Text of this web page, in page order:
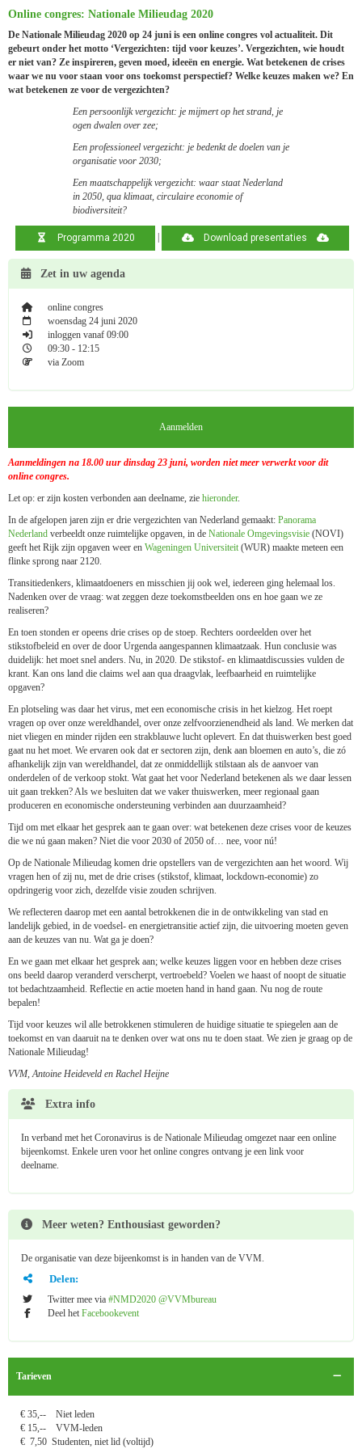
Online congres: Nationale Milieudag 2020
De Nationale Milieudag 2020 op 24 juni is een online congres vol actualiteit. Dit
gebeurt onder het motto ‘Vergezichten: tijd voor keuzes’. Vergezichten, wie houdt
er niet van? Ze inspireren, geven moed, ideeën en energie. Wat betekenen de crises
waar we nu voor staan voor ons toekomst perspectief? Welke keuzes maken we? En
wat betekenen ze voor de vergezichten?
Een persoonlijk vergezicht: je mijmert op het strand, je
ogen dwalen over zee;
Een professioneel vergezicht: je bedenkt de doelen van je
organisatie voor 2030;
Een maatschappelijk vergezicht: waar staat Nederland
in 2050, qua klimaat, circulaire economie of
biodiversiteit?
Programma 2020 Download presentaties
Zet in uw agenda
online congres
woensdag 24 juni 2020
inloggen vanaf 09:00
09:30 - 12:15
via Zoom
Aanmelden
Aanmeldingen na 18.00 uur dinsdag 23 juni, worden niet meer verwerkt voor dit
online congres.
Let op: er zijn kosten verbonden aan deelname, zie hieronder.
In de afgelopen jaren zijn er drie vergezichten van Nederland gemaakt: Panorama
Nederland verbeeldt onze ruimtelijke opgaven, in de Nationale Omgevingsvisie (NOVI)
geeft het Rijk zijn opgaven weer en Wageningen Universiteit(WUR) maakte meteen een
flinke sprong naar 2120.
Transitiedenkers, klimaatdoeners en misschien jij ook wel, iedereen ging helemaal los.
Nadenken over de vraag: wat zeggen deze toekomstbeelden ons en hoe gaan we ze
realiseren?
En toen stonden er opeens drie crises op de stoep. Rechters oordeelden over het
stikstofbeleid en over de door Urgenda aangespannen klimaatzaak. Hun conclusie was
duidelijk: het moet snel anders. Nu, in 2020. De stikstof- en klimaatdiscussies vulden de
krant. Kan ons land die claims wel aan qua draagvlak, leefbaarheid en ruimtelijke
opgaven?
En plotseling was daar het virus, met een economische crisis in het kielzog. Het roept
vragen op over onze wereldhandel, over onze zelfvoorzienendheid als land. We merken dat
niet vliegen en minder rijden een strakblauwe lucht oplevert. En dat thuiswerken best goed
gaat nu het moet. We ervaren ook dat er sectoren zijn, denk aan bloemen en auto’s, die zó
afhankelijk zijn van wereldhandel, dat ze onmiddellijk stilstaan als de aanvoer van
onderdelen of de verkoop stokt. Wat gaat het voor Nederland betekenen als we daar lessen
uit gaan trekken? Als we besluiten dat we vaker thuiswerken, meer regionaal gaan
produceren en economische ondersteuning verbinden aan duurzaamheid?
Tijd om met elkaar het gesprek aan te gaan over: wat betekenen deze crises voor de keuzes
die we nú gaan maken? Niet die voor 2030 of 2050 of… nee, voor nú!
Op de Nationale Milieudag komen drie opstellers van de vergezichten aan het woord. Wij
vragen hen of zij nu, met de drie crises (stikstof, klimaat, lockdown-economie) zo
opdringerig voor zich, dezelfde visie zouden schrijven.
We reflecteren daarop met een aantal betrokkenen die in de ontwikkeling van stad en
landelijk gebied, in de voedsel- en energietransitie actief zijn, die uitvoering moeten geven
aan de keuzes van nu. Wat ga je doen?
En we gaan met elkaar het gesprek aan; welke keuzes liggen voor en hebben deze crises
ons beeld daarop veranderd verscherpt, vertroebeld? Voelen we haast of noopt de situatie
tot bedachtzaamheid. Reflectie en actie moeten hand in hand gaan. Nu nog de route
bepalen!
Tijd voor keuzes wil alle betrokkenen stimuleren de huidige situatie te spiegelen aan de
toekomst en van daaruit na te denken over wat ons nu te doen staat. We zien je graag op de
Nationale Milieudag!
VVM, Antoine Heideveld en Rachel Heijne
Extra info
In verband met het Coronavirus is de Nationale Milieudag omgezet naar een online
bijeenkomst. Enkele uren voor het online congres ontvang je een link voor
deelname.
Meer weten? Enthousiast geworden?
De organisatie van deze bijeenkomst is in handen van de VVM.
Delen:
Twitter mee via #NMD2020 @VVMbureau
Deel het Facebookevent
Tarieven
€ 35,-- Niet leden
€ 15,-- VVM-leden
€ 7,50 Studenten, niet lid (voltijd)